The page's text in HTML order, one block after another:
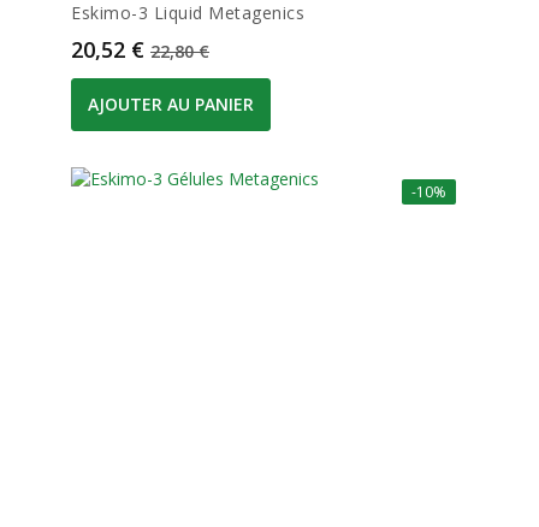
Eskimo-3 Liquid Metagenics
Prix
20,52 € Prix de base
22,80 €
AJOUTER AU PANIER
-10%